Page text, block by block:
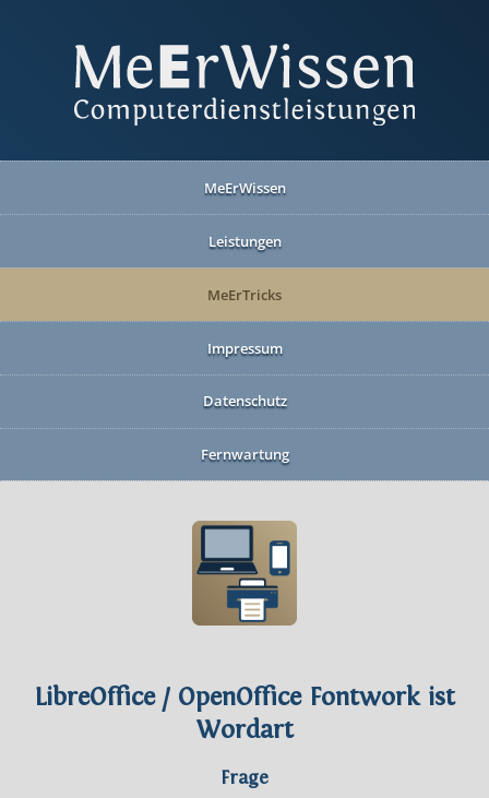
MeErWissen
Leistungen
MeErTricks
Impressum
Datenschutz
Fernwartung
LibreOffice / OpenOffice Fontwork ist
Wordart
Frage